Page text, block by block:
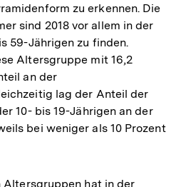
zu erkennen. Die
sind 2018 vor allem in der
59-Jährigen zu finden.
Altersgruppe mit 16,2
an der
lag der Anteil der
10- bis 19-Jährigen an der
bei weniger als 10 Prozent
hat in der